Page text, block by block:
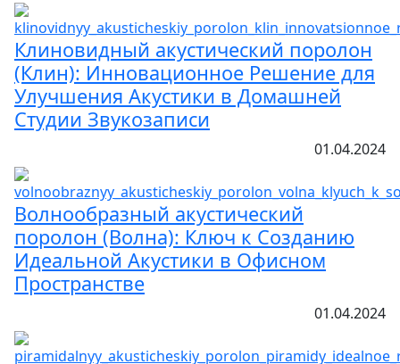
Клиновидный акустический поролон
(Клин): Инновационное Решение для
Улучшения Акустики в Домашней
Студии Звукозаписи
01.04.2024
Волнообразный акустический
поролон (Волна): Ключ к Созданию
Идеальной Акустики в Офисном
Пространстве
01.04.2024